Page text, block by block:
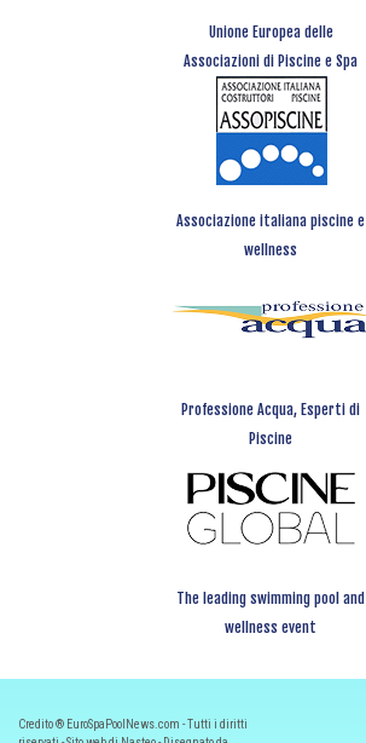
Unione Europea delle
Associazioni di Piscine e Spa
Associazione italiana piscine e
wellness
Professione Acqua, Esperti di
Piscine
The leading swimming pool and
wellness event
Credito ® EuroSpaPoolNews.com - Tutti i diritti